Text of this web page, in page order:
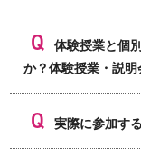
体験授業と個
か？体験授業・説
実際に参加す